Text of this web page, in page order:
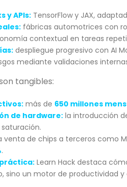
y APIs:TensorFlow y JAX,
fábricas automotrices con
contextual en tareas
despliegue progresivo con AI
mediante validaciones
tangibles:
más de 650 millones
de hardware:la introducción
venta de chips a terceros como
.
Learn Hack destaca
sino un motor de productividad